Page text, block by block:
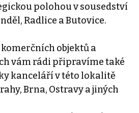
polohou v sousedství
Radlice a Butovice.
objektů a
vám rádi připravíme také
kanceláří v této lokalitě
Brna, Ostravy a jiných